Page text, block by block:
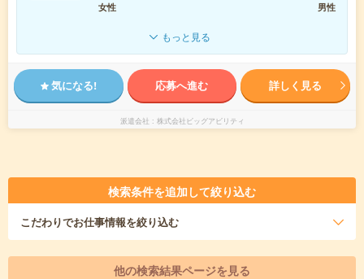
女性
男性
もっと見る
気になる! 応募へ進む 詳しく見る
派遣会社 株式会社ビッグアビリティ
検索条件を追加して絞り込む
こだわりでお仕事情報を絞り込む
他の検索結果ページを見る